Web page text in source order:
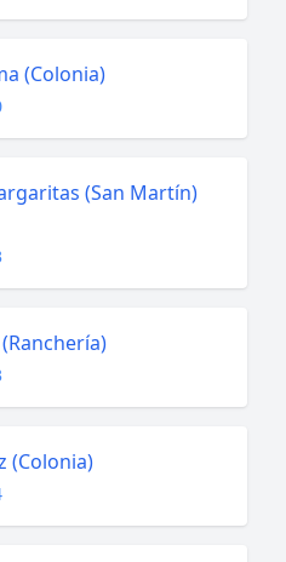
(Colonia)
(San Martín)
(Colonia)